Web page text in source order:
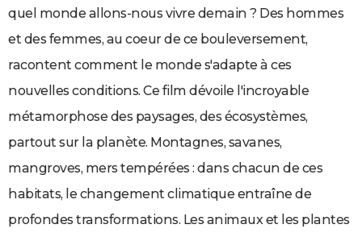
Destinations
City break
Voyage nature
Voyage de noces
Forum
Climat
+
PHOTO
BONS PLANS
CARTE DE VOEUX
Carte de Noël
Carte Bonne année
Carte Saint-Valentin
Carte Pâques
Carte d'anniversaire
DICTIONNAIRE
Dictionnaire
Biographies
Citations
Expressions
Proverbes
COPAINS D'AVANT
quel monde allons-nous vivre demain ? Des hommes
et des femmes, au coeur de ce bouleversement,
racontent comment le monde s'adapte à ces
nouvelles conditions. Ce film dévoile l'incroyable
métamorphose des paysages, des écosystèmes,
partout sur la planète. Montagnes, savanes,
mangroves, mers tempérées : dans chacun de ces
habitats, le changement climatique entraîne de
profondes transformations. Les animaux et les plantes